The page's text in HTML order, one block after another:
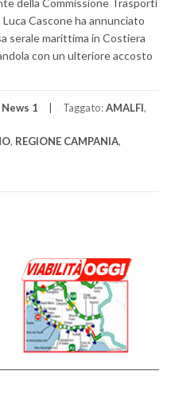
Cascone ha annunciato
serale marittima in Costiera
con un ulteriore accosto
News 1 Taggato:AMALFI,
, REGIONE CAMPANIA,